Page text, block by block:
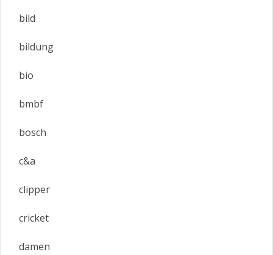
bild
bildung
bio
bmbf
bosch
c&a
clipper
cricket
damen